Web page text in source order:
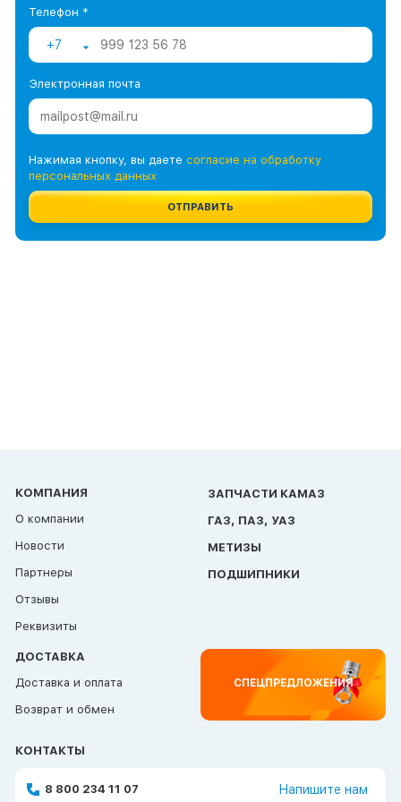
Телефон *
+7
Электронная почта
Нажимая кнопку, вы даете согласие на обработку
персональных данных
ОТПРАВИТЬ
КОМПАНИЯ
О компании
Новости
Партнеры
Отзывы
Реквизиты
ЗАПЧАСТИ КАМАЗ
ГАЗ, ПАЗ, УАЗ
МЕТИЗЫ
ПОДШИПНИКИ
ДОСТАВКА
Доставка и оплата
Возврат и обмен
СПЕЦПРЕДЛОЖЕНИЯ
КОНТАКТЫ
8 800 234 11 07 Напишите нам